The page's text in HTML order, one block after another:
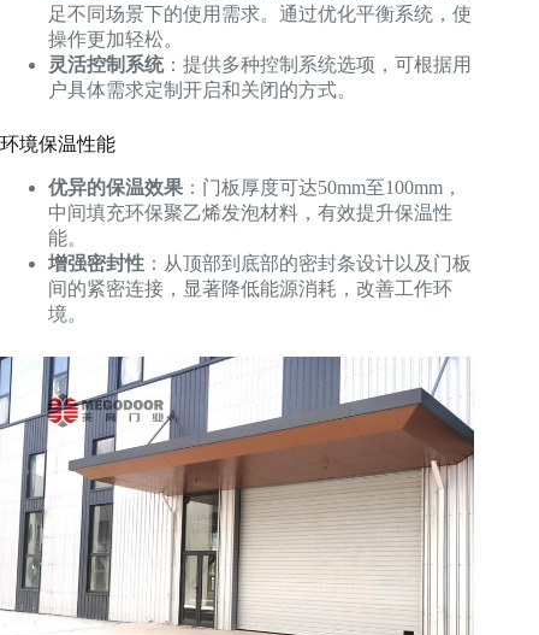
足不同场景下的使用需求。通过优化平衡系统，使
操作更加轻松。
灵活控制系统：提供多种控制系统选项，可根据用
户具体需求定制开启和关闭的方式。
环境保温性能
优异的保温效果 ：门板厚度可达50mm至100mm，
中间填充环保聚乙烯发泡材料，有效提升保温性
能。
增强密封性 ：从顶部到底部的密封条设计以及门板
间的紧密连接，显著降低能源消耗，改善工作环
境。